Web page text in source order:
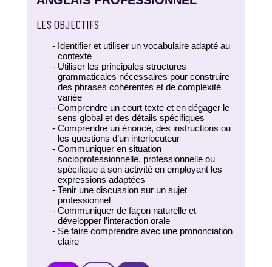
LES OBJECTIFS
Identifier et utiliser un vocabulaire adapté au
contexte
Utiliser les principales structures
grammaticales nécessaires pour construire
des phrases cohérentes et de complexité
variée
Comprendre un court texte et en dégager le
sens global et des détails spécifiques
Comprendre un énoncé, des instructions ou
les questions d’un interlocuteur
Communiquer en situation
socioprofessionnelle, professionnelle ou
spécifique à son activité en employant les
expressions adaptées
Tenir une discussion sur un sujet
professionnel
Communiquer de façon naturelle et
développer l’interaction orale
Se faire comprendre avec une prononciation
claire